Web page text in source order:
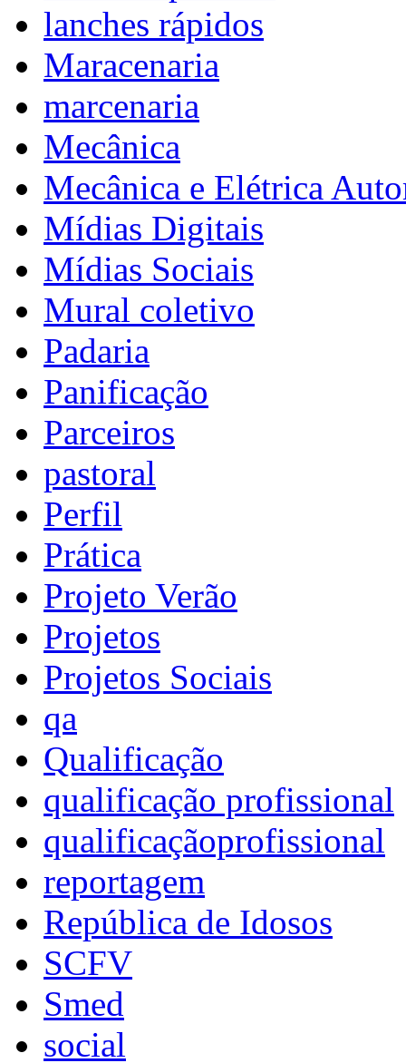
lanches rápidos
Maracenaria
marcenaria
Mecânica
Mecânica e Elétrica
Mídias Digitais
Mídias Sociais
Mural coletivo
Padaria
Panificação
Parceiros
pastoral
Perfil
Prática
Projeto Verão
Projetos
Projetos Sociais
qa
Qualificação
qualificação profissional
qualificaçãoprofissional
reportagem
República de Idosos
SCFV
Smed
social